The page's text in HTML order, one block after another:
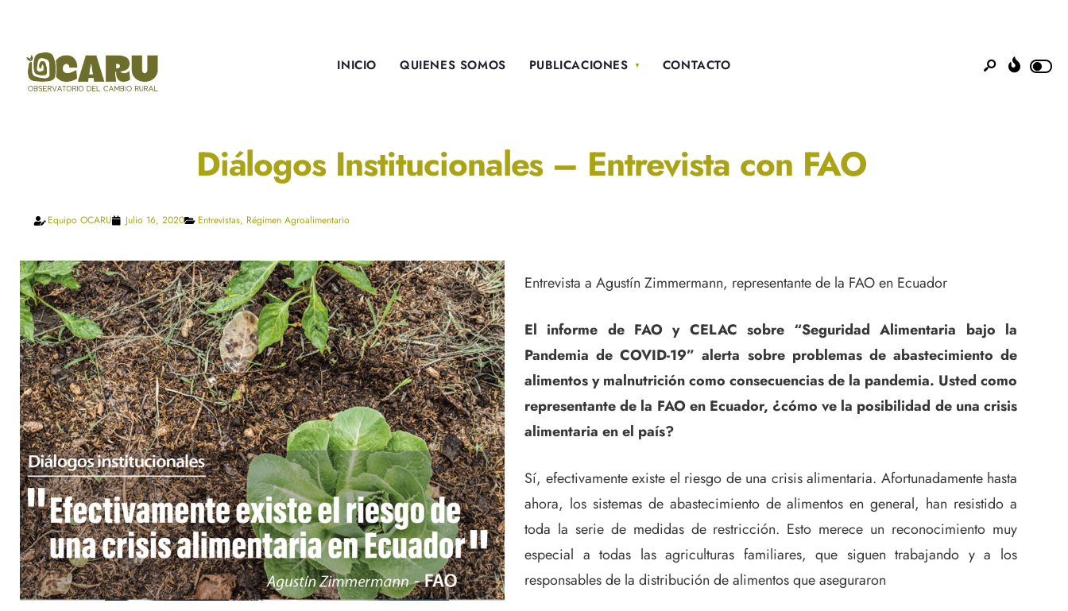
INICIO QUIENES SOMOS PUBLICACIONES CONTACTO
Diálogos Institucionales – Entrevista con FAO
Equipo OCARU Julio 16, 2020 Entrevistas, Régimen Agroalimentario
Entrevista a Agustín Zimmermann, representante de la FAO en Ecuador
El informe de FAO y CELAC sobre “Seguridad Alimentaria bajo la
Pandemia de COVID-19” alerta sobre problemas de abastecimiento de
alimentos y malnutrición como consecuencias de la pandemia. Usted como
representante de la FAO en Ecuador, ¿cómo ve la posibilidad de una crisis
alimentaria en el país?
Sí, efectivamente existe el riesgo de una crisis alimentaria. Afortunadamente hasta
ahora, los sistemas de abastecimiento de alimentos en general, han resistido a
toda la serie de medidas de restricción. Esto merece un reconocimiento muy
especial a todas las agriculturas familiares, que siguen trabajando y a los
responsables de la distribución de alimentos que aseguraron